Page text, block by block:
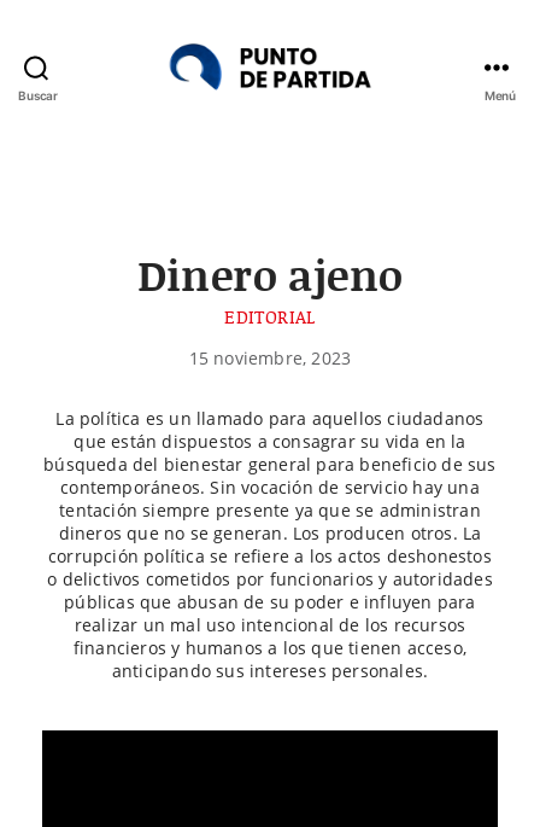
Buscar Menú
Dinero ajeno
EDITORIAL
15 noviembre, 2023
La política es un llamado para aquellos ciudadanos
que están dispuestos a consagrar su vida en la
búsqueda del bienestar general para beneficio de sus
contemporáneos. Sin vocación de servicio hay una
tentación siempre presente ya que se administran
dineros que no se generan. Los producen otros. La
corrupción política se refiere a los actos deshonestos
o delictivos cometidos por funcionarios y autoridades
públicas que abusan de su poder e influyen para
realizar un mal uso intencional de los recursos
financieros y humanos a los que tienen acceso,
anticipando sus intereses personales.